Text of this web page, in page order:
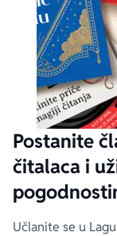
Postanite
čitalaca i
Učlanite se u